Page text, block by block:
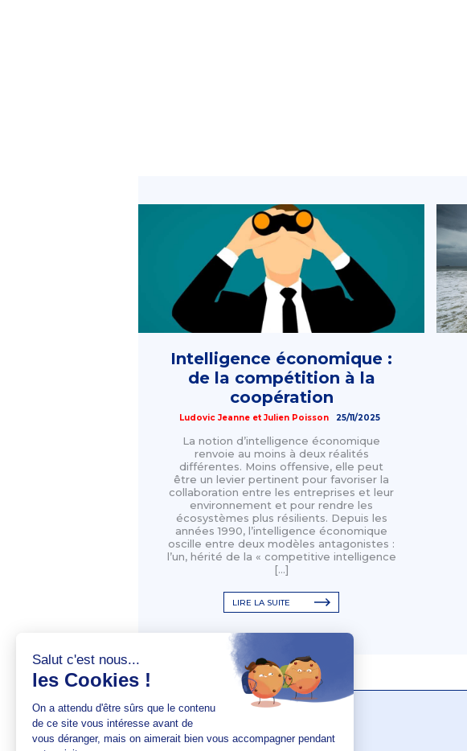
Intelligence économique :
de la compétition à la
coopération
Ludovic JeanneetJulien Poisson 25/11/2025
La notion d’intelligence économique
renvoie au moins à deux réalités
différentes. Moins offensive, elle peut
être un levier pertinent pour favoriser la
collaboration entre les entreprises et leur
environnement et pour rendre les
écosystèmes plus résilients. Depuis les
années 1990, l’intelligence économique
oscille entre deux modèles antagonistes :
l’un, hérité de la « competitive intelligence
[…]
LIRE LA SUITE
AUTEUR(S)